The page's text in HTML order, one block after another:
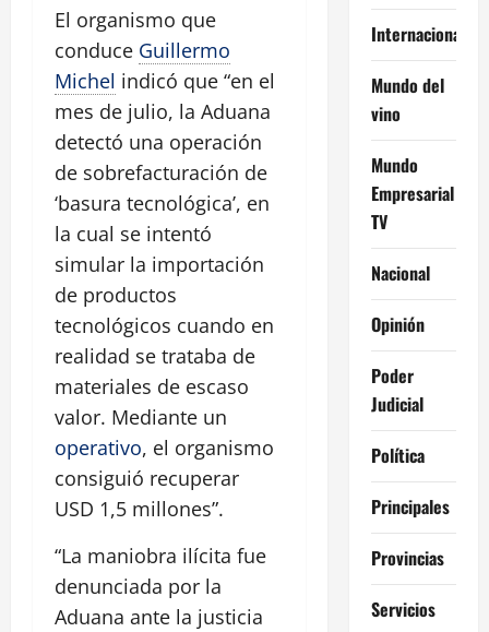
El organismo que
conduce Guillermo
Michel indicó que “en el
mes de julio, la Aduana
detectó una operación
de sobrefacturación de
‘basura tecnológica’, en
la cual se intentó
simular la importación
de productos
tecnológicos cuando en
realidad se trataba de
materiales de escaso
valor. Mediante un
operativo, el organismo
consiguió recuperar
USD 1,5 millones”.
“La maniobra ilícita fue
denunciada por la
Aduana ante la justicia
Internacional
Mundo del
vino
Mundo
Empresarial
TV
Nacional
Opinión
Poder
Judicial
Política
Principales
Provincias
Servicios